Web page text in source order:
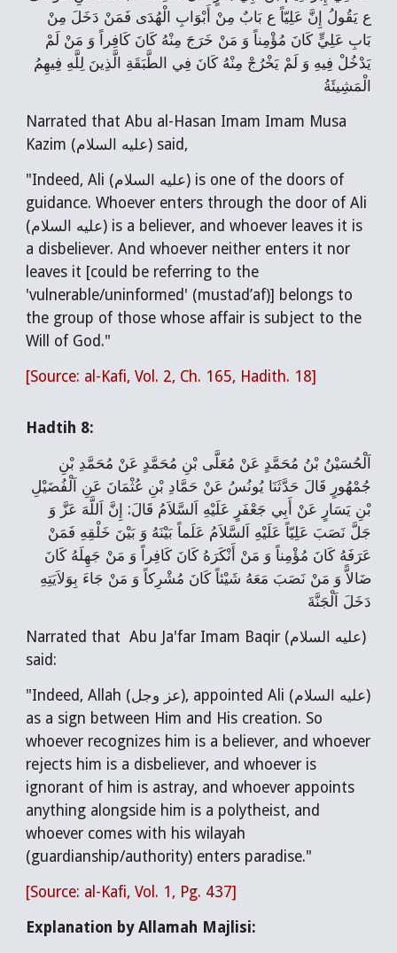
ع يَقُولُ‌ إِنَّ عَلِيّاً ع بَابٌ مِنْ أَبْوَابِ الْهُدَى فَمَنْ دَخَلَ مِنْ
بَابِ عَلِيٍّ كَانَ مُؤْمِناً وَ مَنْ خَرَجَ مِنْهُ كَانَ كَافِراً وَ مَنْ لَمْ
يَدْخُلْ فِيهِ وَ لَمْ يَخْرُجْ مِنْهُ كَانَ فِي الطَّبَقَةِ الَّذِينَ لِلَّهِ فِيهِمُ
الْمَشِيئَةُ
Narrated that Abu al-Hasan Imam Imam Musa
Kazim (عليه السلام) said,
"Indeed, Ali (عليه السلام) is one of the doors of
guidance. Whoever enters through the door of Ali
(عليه السلام) is a believer, and whoever leaves it is
a disbeliever. And whoever neither enters it nor
leaves it [could be referring to the
'vulnerable/uninformed' (mustad’af)] belongs to
the group of those whose affair is subject to the
Will of God."
[Source: al-Kafi, Vol. 2, Ch. 165, Hadith. 18]
Hadtih 8:
اَلْحُسَيْنُ بْنُ مُحَمَّدٍ عَنْ مُعَلَّی‌ بْنِ مُحَمَّدٍ عَنْ مُحَمَّدِ بْنِ
جُمْهُورٍ قَالَ حَدَّثَنَا يُونُسُ عَنْ حَمَّادِ بْنِ عُثْمَانَ عَنِ اَلْفُضَيْلِ
بْنِ يَسَارٍ عَنْ أَبِي جَعْفَرٍ عَلَيْهِ اَلسَّلاَمُ قَالَ: إِنَّ اَللَّهَ عَزَّ وَ
جَلَّ نَصَبَ عَلِيّاً عَلَيْهِ اَلسَّلاَمُ عَلَماً بَيْنَهُ وَ بَيْنَ خَلْقِهِ فَمَنْ
عَرَفَهُ كَانَ مُؤْمِناً وَ مَنْ أَنْكَرَهُ كَانَ كَافِراً وَ مَنْ جَهِلَهُ كَانَ
ضَالاًّ وَ مَنْ نَصَبَ مَعَهُ شَيْئاً كَانَ مُشْرِكاً وَ مَنْ جَاءَ بِوَلاَيَتِهِ
دَخَلَ اَلْجَنَّةَ
Narrated that Abu Ja'far Imam Baqir (عليه السلام)
said:
"Indeed, Allah (عز وجل), appointed Ali (عليه السلام)
as a sign between Him and His creation. So
whoever recognizes him is a believer, and whoever
rejects him is a disbeliever, and whoever is
ignorant of him is astray, and whoever appoints
anything alongside him is a polytheist, and
whoever comes with his wilayah
(guardianship/authority) enters paradise."
[Source: al-Kafi, Vol. 1, Pg. 437]
Explanation by Allamah Majlisi: